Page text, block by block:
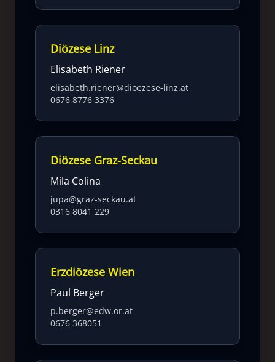
Diözese Linz
Elisabeth Riener
elisabeth.riener@dioezese-linz.at
0676 8776 3376
Diözese Graz-Seckau
Mila Colina
jupa@graz-seckau.at
0316 8041 229
Erzdiözese Wien
Paul Berger
p.berger@edw.or.at
0676 368051